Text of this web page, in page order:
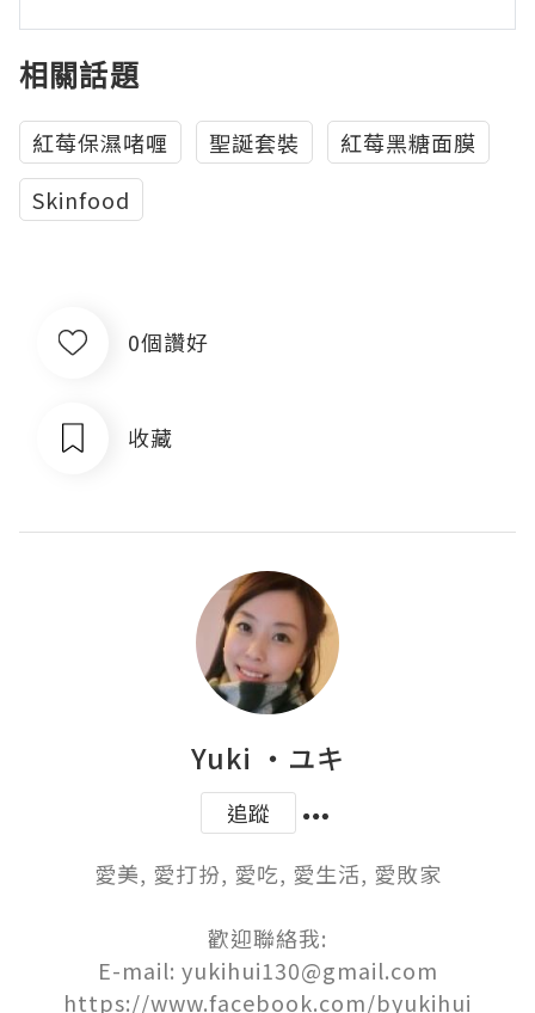
相關話題
紅莓保濕啫喱 聖誕套裝
紅莓黑糖面膜
Skinfood
0個讚好
收藏
Yuki ‧ユキ
追蹤
愛美, 愛打扮, 愛吃, 愛生活, 愛敗家
歡迎聯絡我:
E-mail: yukihui130@gmail.com